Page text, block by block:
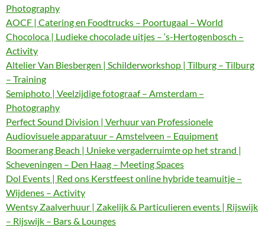
Photography
AOCF | Catering en Foodtrucks – Poortugaal – World
Chocoloca | Ludieke chocolade uitjes – ‘s-Hertogenbosch –
Activity
Altelier Van Biesbergen | Schilderworkshop | Tilburg – Tilburg
– Training
Semiphoto | Veelzijdige fotograaf – Amsterdam –
Photography
Perfect Sound Division | Verhuur van Professionele
Audiovisuele apparatuur – Amstelveen – Equipment
Boomerang Beach | Unieke vergaderruimte op het strand |
Scheveningen – Den Haag – Meeting Spaces
Dol Events | Red ons Kerstfeest online hybride teamuitje –
Wijdenes – Activity
Wentsy Zaalverhuur | Zakelijk & Particulieren events | Rijswijk
– Rijswijk – Bars & Lounges